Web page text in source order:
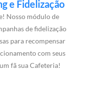
e Fidelização
Nosso módulo de
de fidelização
para recompensar
com seus
fã sua Cafeteria!